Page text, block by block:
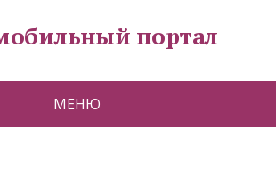
портал
МЕНЮ